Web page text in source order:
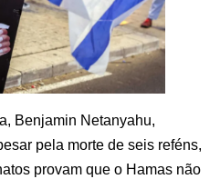
Benjamin Netanyahu,
pela morte de seis reféns,
provam que o Hamas não